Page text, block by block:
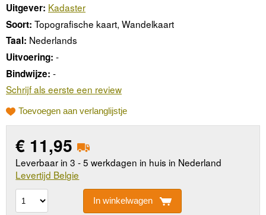
Uitgever: Kadaster
Soort: Topografische kaart, Wandelkaart
Taal: Nederlands
Uitvoering: -
Bindwijze: -
Schrijf als eerste een review
Toevoegen aan verlanglijstje
€ 11,95
Leverbaar in 3 - 5 werkdagen in huis in Nederland
Levertijd Belgie
In winkelwagen